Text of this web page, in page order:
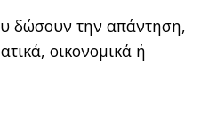
δώσουν την απάντηση,
οικονομικά ή